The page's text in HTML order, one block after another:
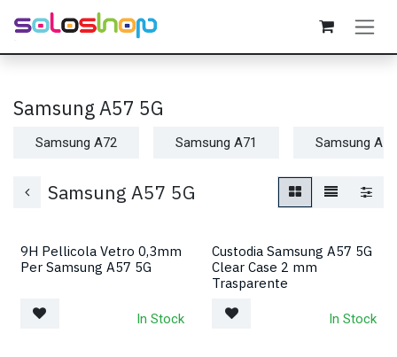
Passa al contenuto
Samsung A57 5G
Samsung A72 Samsung A71 Samsung
Samsung A57 5G
9H Pellicola Vetro 0,3mm
Per Samsung A57 5G
In Stock
Custodia Samsung A57 5G
Clear Case 2 mm
Trasparente
In Stock